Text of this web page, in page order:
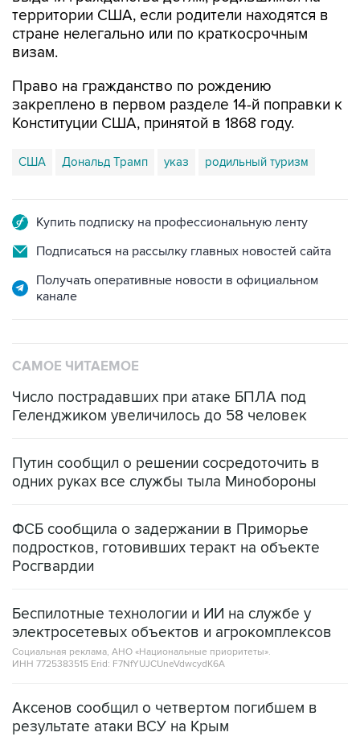
территории США, если родители находятся в
стране нелегально или по краткосрочным
визам.
Право на гражданство по рождению
закреплено в первом разделе 14-й поправки к
Конституции США, принятой в 1868 году.
США Дональд Трамп указ родильный туризм
Купить подписку на профессиональную ленту
Подписаться на рассылку главных новостей сайта
Получать оперативные новости в официальном
канале
САМОЕ ЧИТАЕМОЕ
Число пострадавших при атаке БПЛА под
Геленджиком увеличилось до 58 человек
Путин сообщил о решении сосредоточить в
одних руках все службы тыла Минобороны
ФСБ сообщила о задержании в Приморье
подростков, готовивших теракт на объекте
Росгвардии
Беспилотные технологии и ИИ на службе у
электросетевых объектов и агрокомплексов
Социальная реклама, АНО «Национальные приоритеты».
ИНН 7725383515 Erid: F7NfYUJCUneVdwcydK6A
Аксенов сообщил о четвертом погибшем в
результате атаки ВСУ на Крым